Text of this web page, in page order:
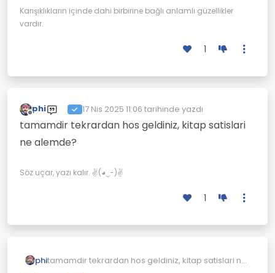
Karışıklıkların içinde dahi birbirine bağlı anlamlı güzellikler
vardır.
1
Çevrimdışı
phi 17 Nis 2025 11:06 tarihinde yazdı
Son düzenleyen:
tamamdir tekrardan hos geldiniz, kitap satislari
ne alemde?
Söz uçar, yazı kalır. ✌(◕‿-)✌
1
phitamamdir tekrardan hos geldiniz, kitap satislari ne